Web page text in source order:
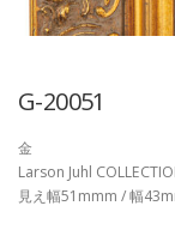
G-20051
金
Larson Juhl
見え幅51mmm / 幅